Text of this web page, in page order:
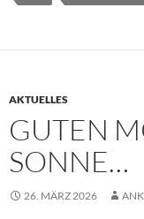
AKTUELLES
GUTEN
SONNE…
26. MÄRZ 2026